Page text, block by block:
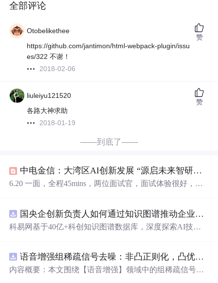
全部评论
Otobelikethee
https://github.com/jantimon/html-webpack-plugin/issu
es/322 不谢！
2018-02-06
赞
liuleiyu121520
各路大神求助
2018-01-19
赞
——到底了——
中电金信：大湾区AI创新发展 “源启未来智研荟”在横琴召开
6.20 一面，全程45mins，两位面试官，面试体验很好，氛
了很多平时读。本人211硕，专业是控制科学与工程，想了
解下航天7院的待遇和加班情况怎么样？还有7院7部跟7院
一个。这个时间了突然接到byd的，byd现在网上恶评太多
了，但是我能得到的offer各有各的不好，还是决定。
国央企创新负责人如何通过知识图谱推动企业技术创新与外部资源高效对接？.docx
科易网基于40亿+科创知识图谱数据库，深度探索AI技术
新领域的AI+数智化解决方案，推动科技创新与产业创新
智能化发展。
语音增强组稀疏信号去噪：非凸正则化，凸优化研究（Matlab代码实现）
内容概要：本文围绕【语音增强】领域中的组稀疏信号去